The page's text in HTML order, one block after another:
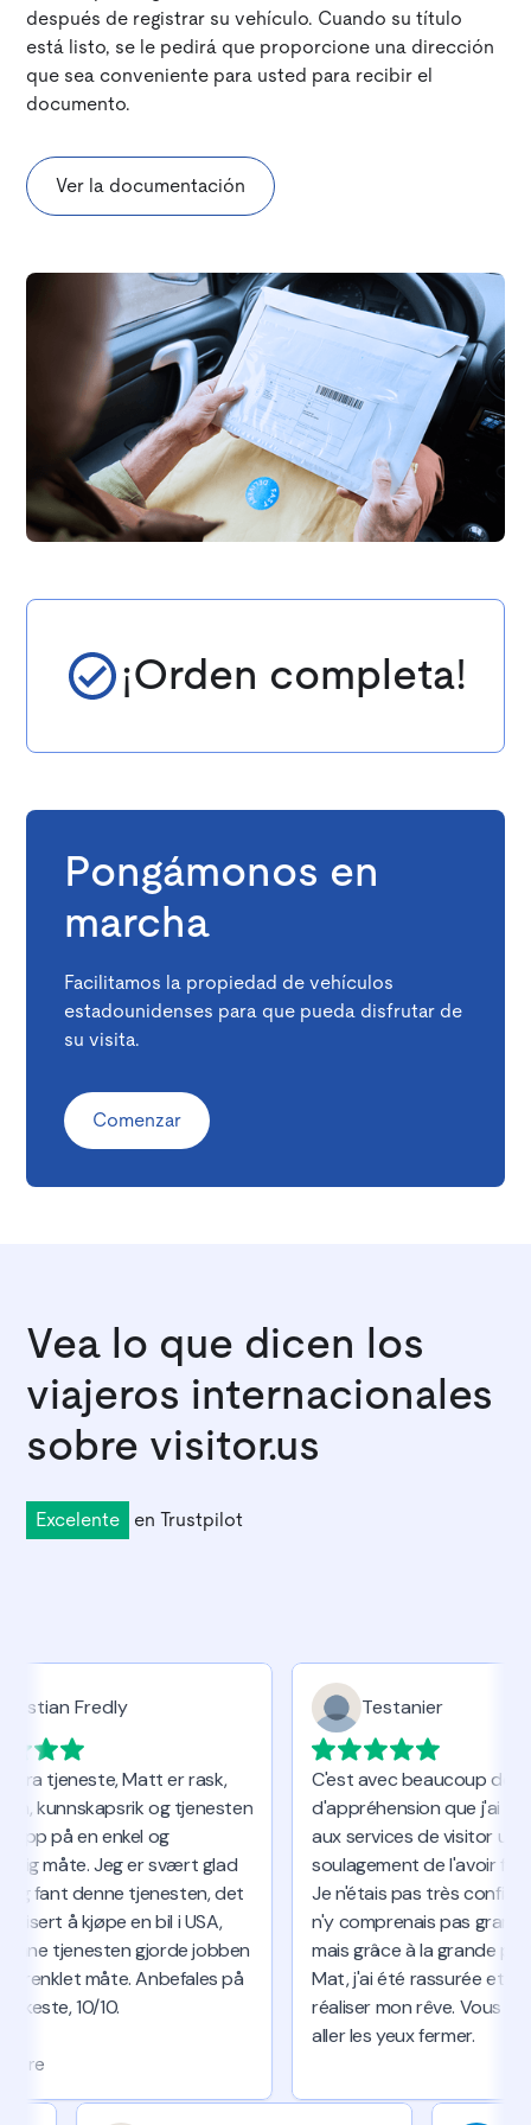
después de registrar su vehículo. Cuando su título
está listo, se le pedirá que proporcione una dirección
que sea conveniente para usted para recibir el
documento.
Ver la documentación
¡Orden completa!
Pongámonos en
marcha
Facilitamos la propiedad de vehículos
estadounidenses para que pueda disfrutar de
su visita.
Comenzar
Vea lo que dicen los
viajeros internacionales
sobre visitor.us
Excelente en Trustpilot
Fredly
tjeneste, Matt er rask,
kunnskapsrik og tjenesten
på en enkel og
måte. Jeg er svært glad
fant denne tjenesten, det
å kjøpe en bil i USA,
tjenesten gjorde jobben
måte. Anbefales på
10/10.
Kristian. Currently
Testanier
C'est avec beaucoup de
d'appréhension que j'ai fais
aux services de visitor us.
soulagement de l'avoir fait !
Je n'étais pas très confiante
n'y comprenais pas grand
mais grâce à la grande
Mat, j'ai été rassurée et j'ai
réaliser mon rêve. Vous
aller les yeux fermer.